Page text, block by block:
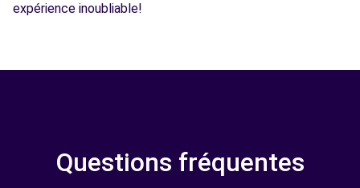
expérience inoubliable!
Questions fréquentes